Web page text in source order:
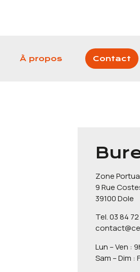
À propos Contact
Zone
9 Rue
39100 Dole
Tel. 03 84
Lun – Ven :
Sam – Dim :